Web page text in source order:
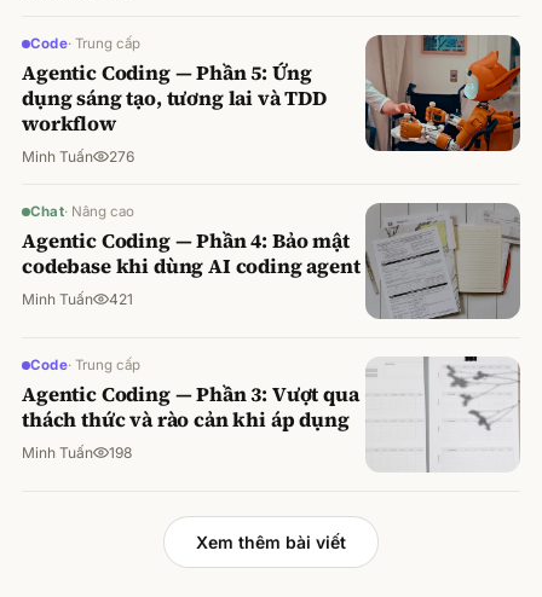
Code· Trung cấp
Agentic Coding — Phần 5: Ứng
dụng sáng tạo, tương lai và TDD
workflow
Minh Tuấn 276
Chat· Nâng cao
Agentic Coding — Phần 4: Bảo mật
codebase khi dùng AI coding agent
Minh Tuấn 421
Code· Trung cấp
Agentic Coding — Phần 3: Vượt qua
thách thức và rào cản khi áp dụng
Minh Tuấn 198
Xem thêm bài viết